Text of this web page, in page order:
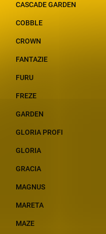
CASCADE GARDEN
COBBLE
CROWN
FANTAZIE
FURU
FREZE
GARDEN
GLORIA PROFI
GLORIA
GRACIA
MAGNUS
MARETA
MAZE